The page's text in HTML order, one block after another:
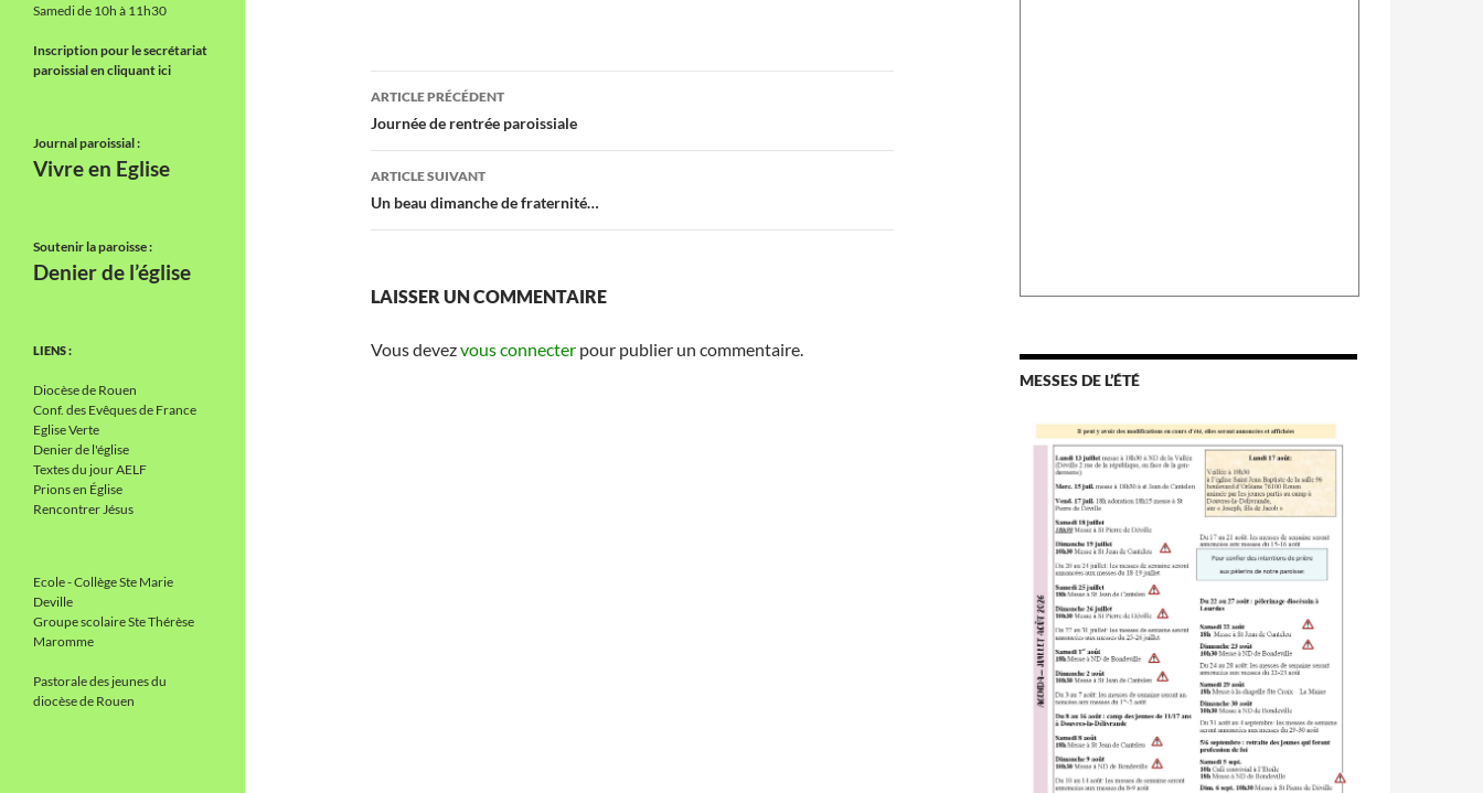
Navigation
des
articles
ARTICLE PRÉCÉDENT
Journée de rentrée paroissiale
ARTICLE SUIVANT
Un beau dimanche de fraternité…
LAISSER UN COMMENTAIRE
Vous devezvous connecter pour publier un commentaire.
MESSES DE L’ÉTÉ
Samedi de 10h à 11h30
Inscription pour le secrétariat
paroissial en cliquant ici
Journal paroissial :
Vivre en Eglise
Soutenir la paroisse :
Denier de l’église
LIENS :
Diocèse de Rouen
Conf. des Evêques de France
Eglise Verte
Denier de l'église
Textes du jour AELF
Prions en Église
Rencontrer Jésus
Ecole - Collège Ste Marie
Deville
Groupe scolaire Ste Thérèse
Maromme
Pastorale des jeunes du
diocèse de Rouen